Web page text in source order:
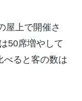
屋上で開催さ
50席増やして
べると客の数は